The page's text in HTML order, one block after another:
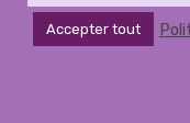
Accepter tout